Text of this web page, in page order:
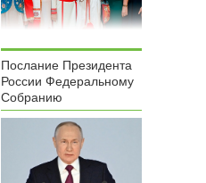
Послание Президента
России Федеральному
Собранию